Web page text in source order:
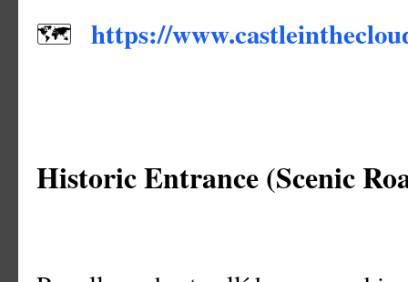
🗺 https://
Historic Entrance (Scenic